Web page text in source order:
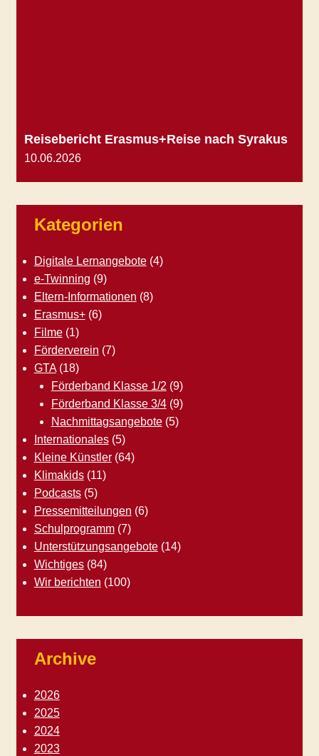
Reisebericht Erasmus+Reise nach Syrakus
10.06.2026
Kategorien
Digitale Lernangebote(4)
e-Twinning (9)
Eltern-Informationen (8)
Erasmus+(6)
Filme(1)
Förderverein (7)
GTA(18)
Förderband Klasse 1/2 (9)
Förderband Klasse 3/4(9)
Nachmittagsangebote(5)
Internationales(5)
Kleine Künstler(64)
Klimakids(11)
Podcasts(5)
Pressemitteilungen (6)
Schulprogramm(7)
Unterstützungsangebote(14)
Wichtiges(84)
Wir berichten (100)
Archive
2026
2025
2024
2023